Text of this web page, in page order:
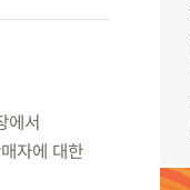
에서
자에 대한